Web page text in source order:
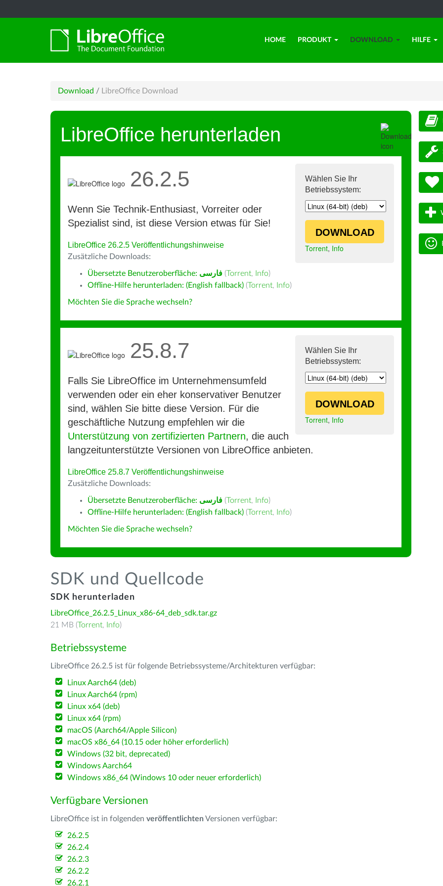
HOME PRODUKT DOWNLOAD HILFE
Download / LibreOffice Download
LibreOffice herunterladen
Wählen Sie Ihr
Betriebssystem:
DOWNLOAD
Torrent, Info
26.2.5
Wenn Sie Technik-Enthusiast, Vorreiter oder
Spezialist sind, ist diese Version etwas für Sie!
LibreOffice 26.2.5 Veröffentlichungshinweise
Zusätzliche Downloads:
Übersetzte Benutzeroberfläche: فارسى (Torrent, Info)
Offline-Hilfe herunterladen: (English fallback) (Torrent, Info)
Möchten Sie die Sprache wechseln?
Wählen Sie Ihr
Betriebssystem:
DOWNLOAD
Torrent, Info
25.8.7
Falls Sie LibreOffice im Unternehmensumfeld
verwenden oder ein eher konservativer Benutzer
sind, wählen Sie bitte diese Version. Für die
geschäftliche Nutzung empfehlen wir die
Unterstützung von zertifizierten Partnern, die auch
langzeitunterstützte Versionen von LibreOffice anbieten.
LibreOffice 25.8.7 Veröffentlichungshinweise
Zusätzliche Downloads:
Übersetzte Benutzeroberfläche: فارسى (Torrent, Info)
Offline-Hilfe herunterladen: (English fallback) (Torrent, Info)
Möchten Sie die Sprache wechseln?
SDK und Quellcode
SDK herunterladen
LibreOffice_26.2.5_Linux_x86-64_deb_sdk.tar.gz
21 MB (Torrent, Info)
Betriebssysteme
LibreOffice 26.2.5 ist für folgende Betriebssysteme/Architekturen verfügbar:
Linux Aarch64 (deb)
Linux Aarch64 (rpm)
Linux x64 (deb)
Linux x64 (rpm)
macOS (Aarch64/Apple Silicon)
macOS x86_64 (10.15 oder höher erforderlich)
Windows (32 bit, deprecated)
Windows Aarch64
Windows x86_64 (Windows 10 oder neuer erforderlich)
Verfügbare Versionen
LibreOffice ist in folgenden veröffentlichten Versionen verfügbar:
26.2.5
26.2.4
26.2.3
26.2.2
26.2.1